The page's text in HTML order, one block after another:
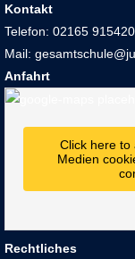
Kontakt
Telefon: 02165
Mail:
Anfahrt
Click here to
Medien
Rechtliches